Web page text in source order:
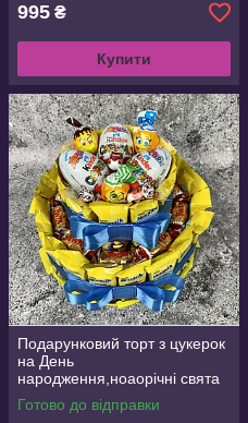
995 ₴
Купити
Подарунковий торт з цукерок
на День
народження,ноаорічні свята
дітям
Готово до відправки